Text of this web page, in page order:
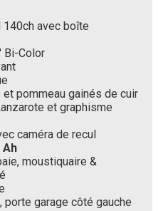
avec boîte
Bi-Color
pommeau gainés de cuir
et graphisme
caméra de recul
moustiquaire &
porte garage côté gauche